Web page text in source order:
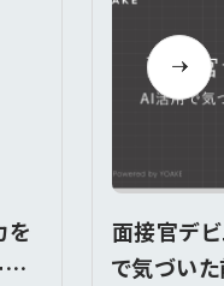
を
面接官デ
で気づい